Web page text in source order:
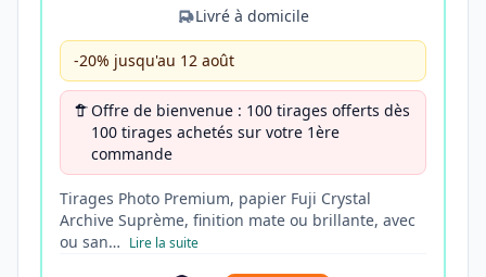
Livré à domicile
-20% jusqu'au 12 août
Offre de bienvenue : 100 tirages offerts dès
100 tirages achetés sur votre 1ère
commande
Tirages Photo Premium, papier Fuji Crystal
Archive Suprème, finition mate ou brillante, avec
ou san… Lire la suite